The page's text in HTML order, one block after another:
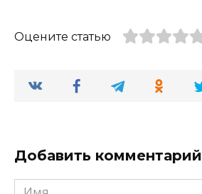
Оцените статью
Добавить комментарий
Имя